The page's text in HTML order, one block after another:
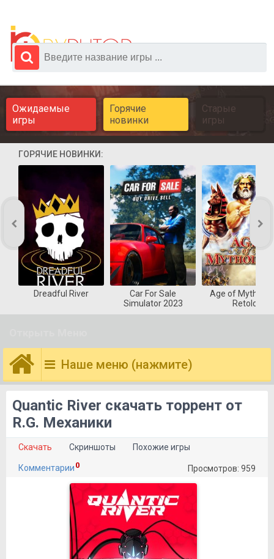
Ожидаемые
игры
Горячие
новинки
Старые
игры
ГОРЯЧИЕ НОВИНКИ:
Dreadful River
Car For Sale
Simulator 2023
Age of
Retold
Наше меню (нажмите)
Quantic River скачать торрент от
R.G. Механики
Скачать Скриншоты Похожие игры
Комментарии 0 Просмотров: 959